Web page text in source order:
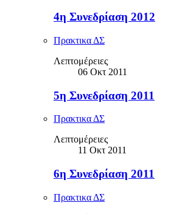
4η Συνεδρίαση 2012
Πρακτικα ΔΣ
Λεπτομέρειες
06 Οκτ 2011
5η Συνεδρίαση 2011
Πρακτικα ΔΣ
Λεπτομέρειες
11 Οκτ 2011
6η Συνεδρίαση 2011
Πρακτικα ΔΣ